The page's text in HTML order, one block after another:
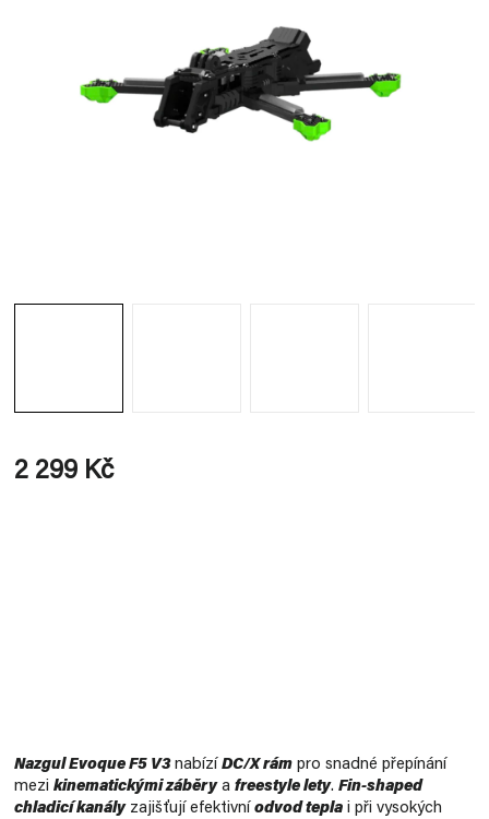
2 299 Kč
Nazgul Evoque F5 V3nabízí DC/X rám pro snadné přepínání
mezi kinematickými záběrya freestyle lety. Fin-shaped
chladicí kanályzajišťují efektivní odvod tepla i při vysokých